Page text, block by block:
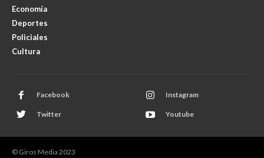
Economía
Deportes
Policiales
Cultura
Facebook Instagram
Twitter Youtube
© Giros Media 2023